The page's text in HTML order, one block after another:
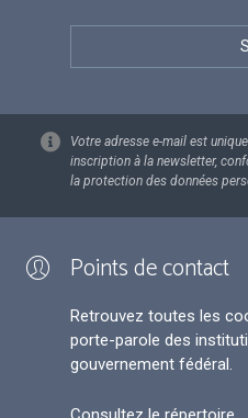
Votre adresse e-mail est
inscription à la newsletter,
la protection des données
Points de contact
Retrouvez toutes les
porte-parole des
gouvernement fédéral.